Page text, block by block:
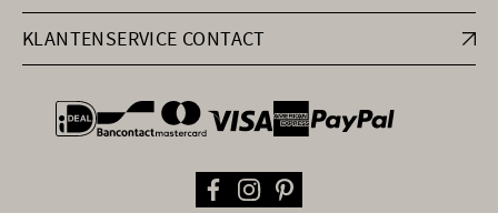
KLANTENSERVICE CONTACT
general.paymentOptions